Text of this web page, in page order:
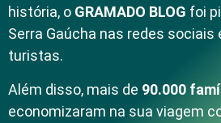
história, o GRAMADO BLOG foi
Serra Gaúcha nas redes sociais
turistas.
Além disso, mais de 90.000
economizaram na sua viagem